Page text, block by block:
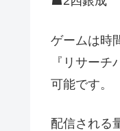
ゲームは時
『リサー
可能です。
配信される